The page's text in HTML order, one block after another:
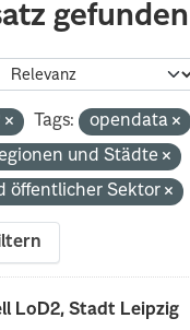
gefunden
Tags:
opendata
und Städte
öffentlicher Sektor
LoD2, Stadt Leipzig